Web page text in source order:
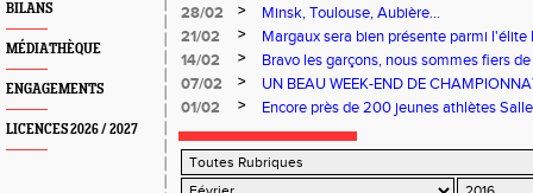
BILANS
MÉDIATHÈQUE
ENGAGEMENTS
LICENCES 2026 / 2027
28/02
>
Minsk, Toulouse, Aubière...
21/02
>
Margaux sera bien présente parmi
14/02
>
Bravo les garçons, nous sommes fiers
07/02
>
UN BEAU WEEK-END DE
01/02
> Encore près de 200 jeunes athlètes